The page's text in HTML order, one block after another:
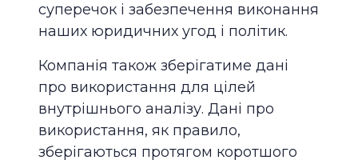
суперечок і забезпечення виконання
наших юридичних угод і політик.
Компанія також зберігатиме дані
про використання для цілей
внутрішнього аналізу. Дані про
використання, як правило,
зберігаються протягом коротшого